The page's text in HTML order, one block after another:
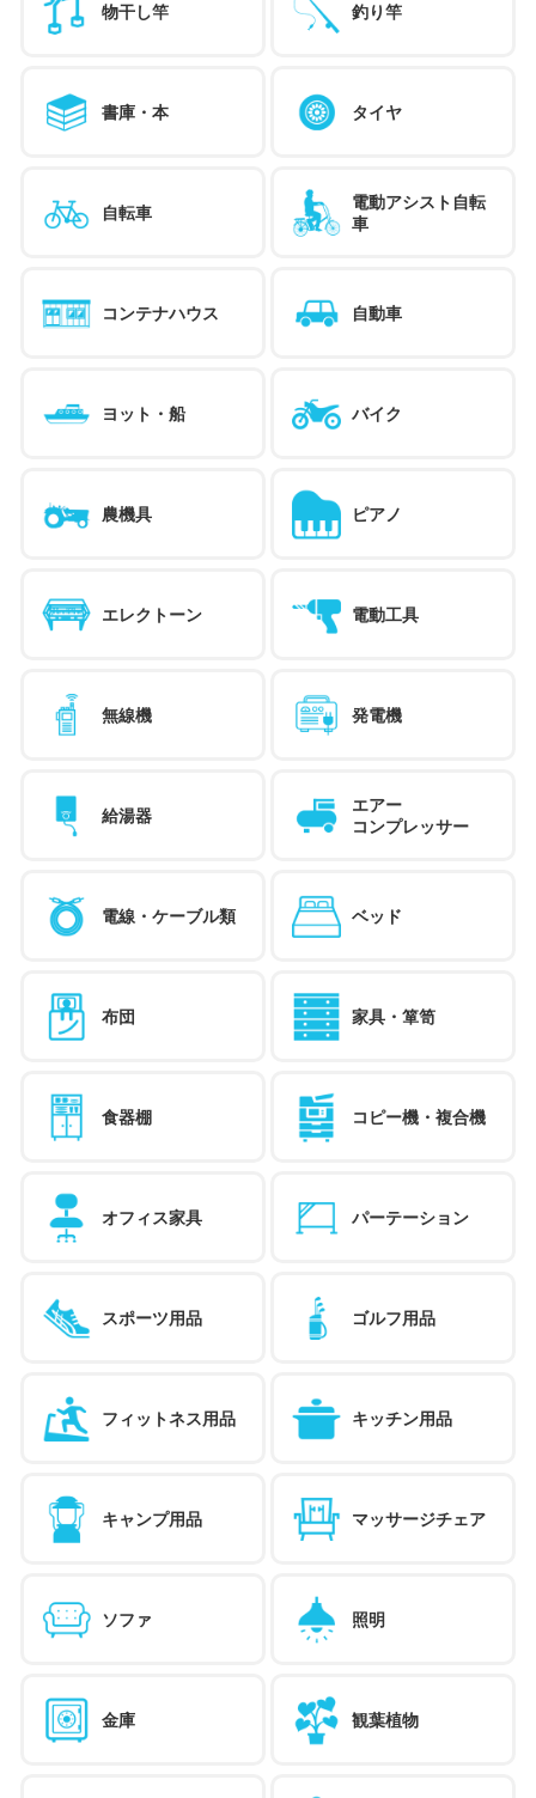
物干し竿 釣り竿
書庫・本 タイヤ
自転車
電動アシスト自転
車
コンテナハウス 自動車
ヨット・船 バイク
農機具 ピアノ
エレクトーン 電動工具
無線機 発電機
給湯器
エアー
コンプレッサー
電線・ケーブル類 ベッド
布団 家具・箪笥
食器棚 コピー機・複合機
オフィス家具 パーテーション
スポーツ用品 ゴルフ用品
フィットネス用品 キッチン用品
キャンプ用品 マッサージチェア
ソファ 照明
金庫 観葉植物